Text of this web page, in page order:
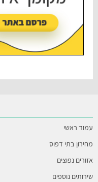
עמוד ראשי
מחירון בתי דפוס
אזורים נפוצים
שירותים נוספים